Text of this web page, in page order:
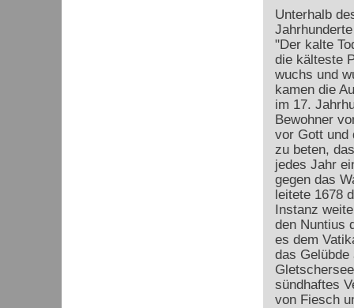
Unterhalb
"Der kalte
die kälteste
wuchs und
kamen die
im 17.
Bewohner
vor Gott und
zu beten,
jedes Jahr
gegen das
leitete 1678
Instanz
den Nuntius
es dem
das Gelübde
sündhaftes
von Fiesch